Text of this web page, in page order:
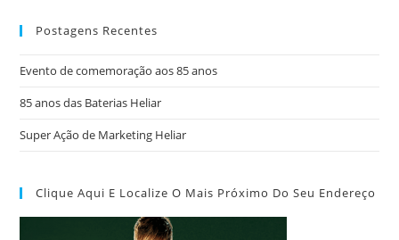
Postagens Recentes
Evento de comemoração aos 85 anos
85 anos das Baterias Heliar
Super Ação de Marketing Heliar
Clique Aqui E Localize O Mais Próximo Do Seu Endereço